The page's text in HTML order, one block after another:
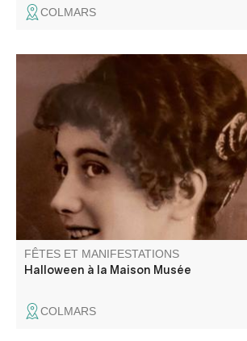
COLMARS
Restez sur vos gardes... Les mannequins
nos expositions pourraient bien ne plus
deux clignotements de bougies, certains
ont décidé de reprendre vie pour vous
version de l’histoire.
FÊTES ET MANIFESTATIONS
Halloween à la Maison Musée
COLMARS